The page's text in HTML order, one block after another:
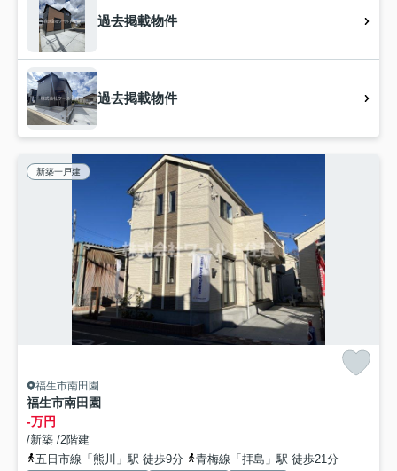
過去掲載物件
過去掲載物件
新築一戸建
福生市南田園
福生市南田園
-万円
/新築 /2階建
五日市線「熊川」駅 徒歩9分
青梅線「拝島」駅 徒歩21分